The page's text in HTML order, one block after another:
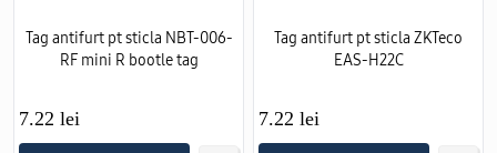
Tag antifurt pt sticla NBT-006-
RF mini R bootle tag
7.22 lei
Tag antifurt pt sticla ZKTeco
EAS-H22C
7.22 lei